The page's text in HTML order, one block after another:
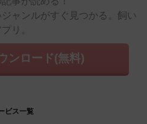
ャンルがすぐ見つかる。飼い
リ。
ンロード(無料)
ビス一覧